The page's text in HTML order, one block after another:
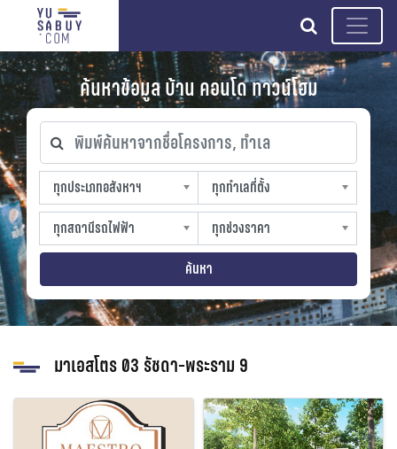
search
ค้นหาข้อมูล บ้าน คอนโด ทาวน์โฮม
พิมพ์ค้นหาจากชื่อโครงการ, ทำเล
ทุกประเภทอสังหาฯ
ทุกประเภทอสังหาฯ
sproperty
ทุกทำเลที่ตั้ง
ทุกทำเลที่ตั้ง
slocation
ทุกสถานีรถไฟฟ้า
ทุกสถานีรถไฟฟ้า
strain-station
ทุกช่วงราคา
ทุกช่วงราคา
sprice
ค้นหา
มาเอสโตร 03 รัชดา-พระราม 9